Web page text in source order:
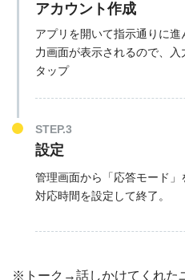
アカウント作成
アプリを開いて指示通りに
力画面が表示されるので、
タップ
STEP.3
設定
管理画面から「応答モード」
対応時間を設定して終了。
※トーク→話しかけてくれた